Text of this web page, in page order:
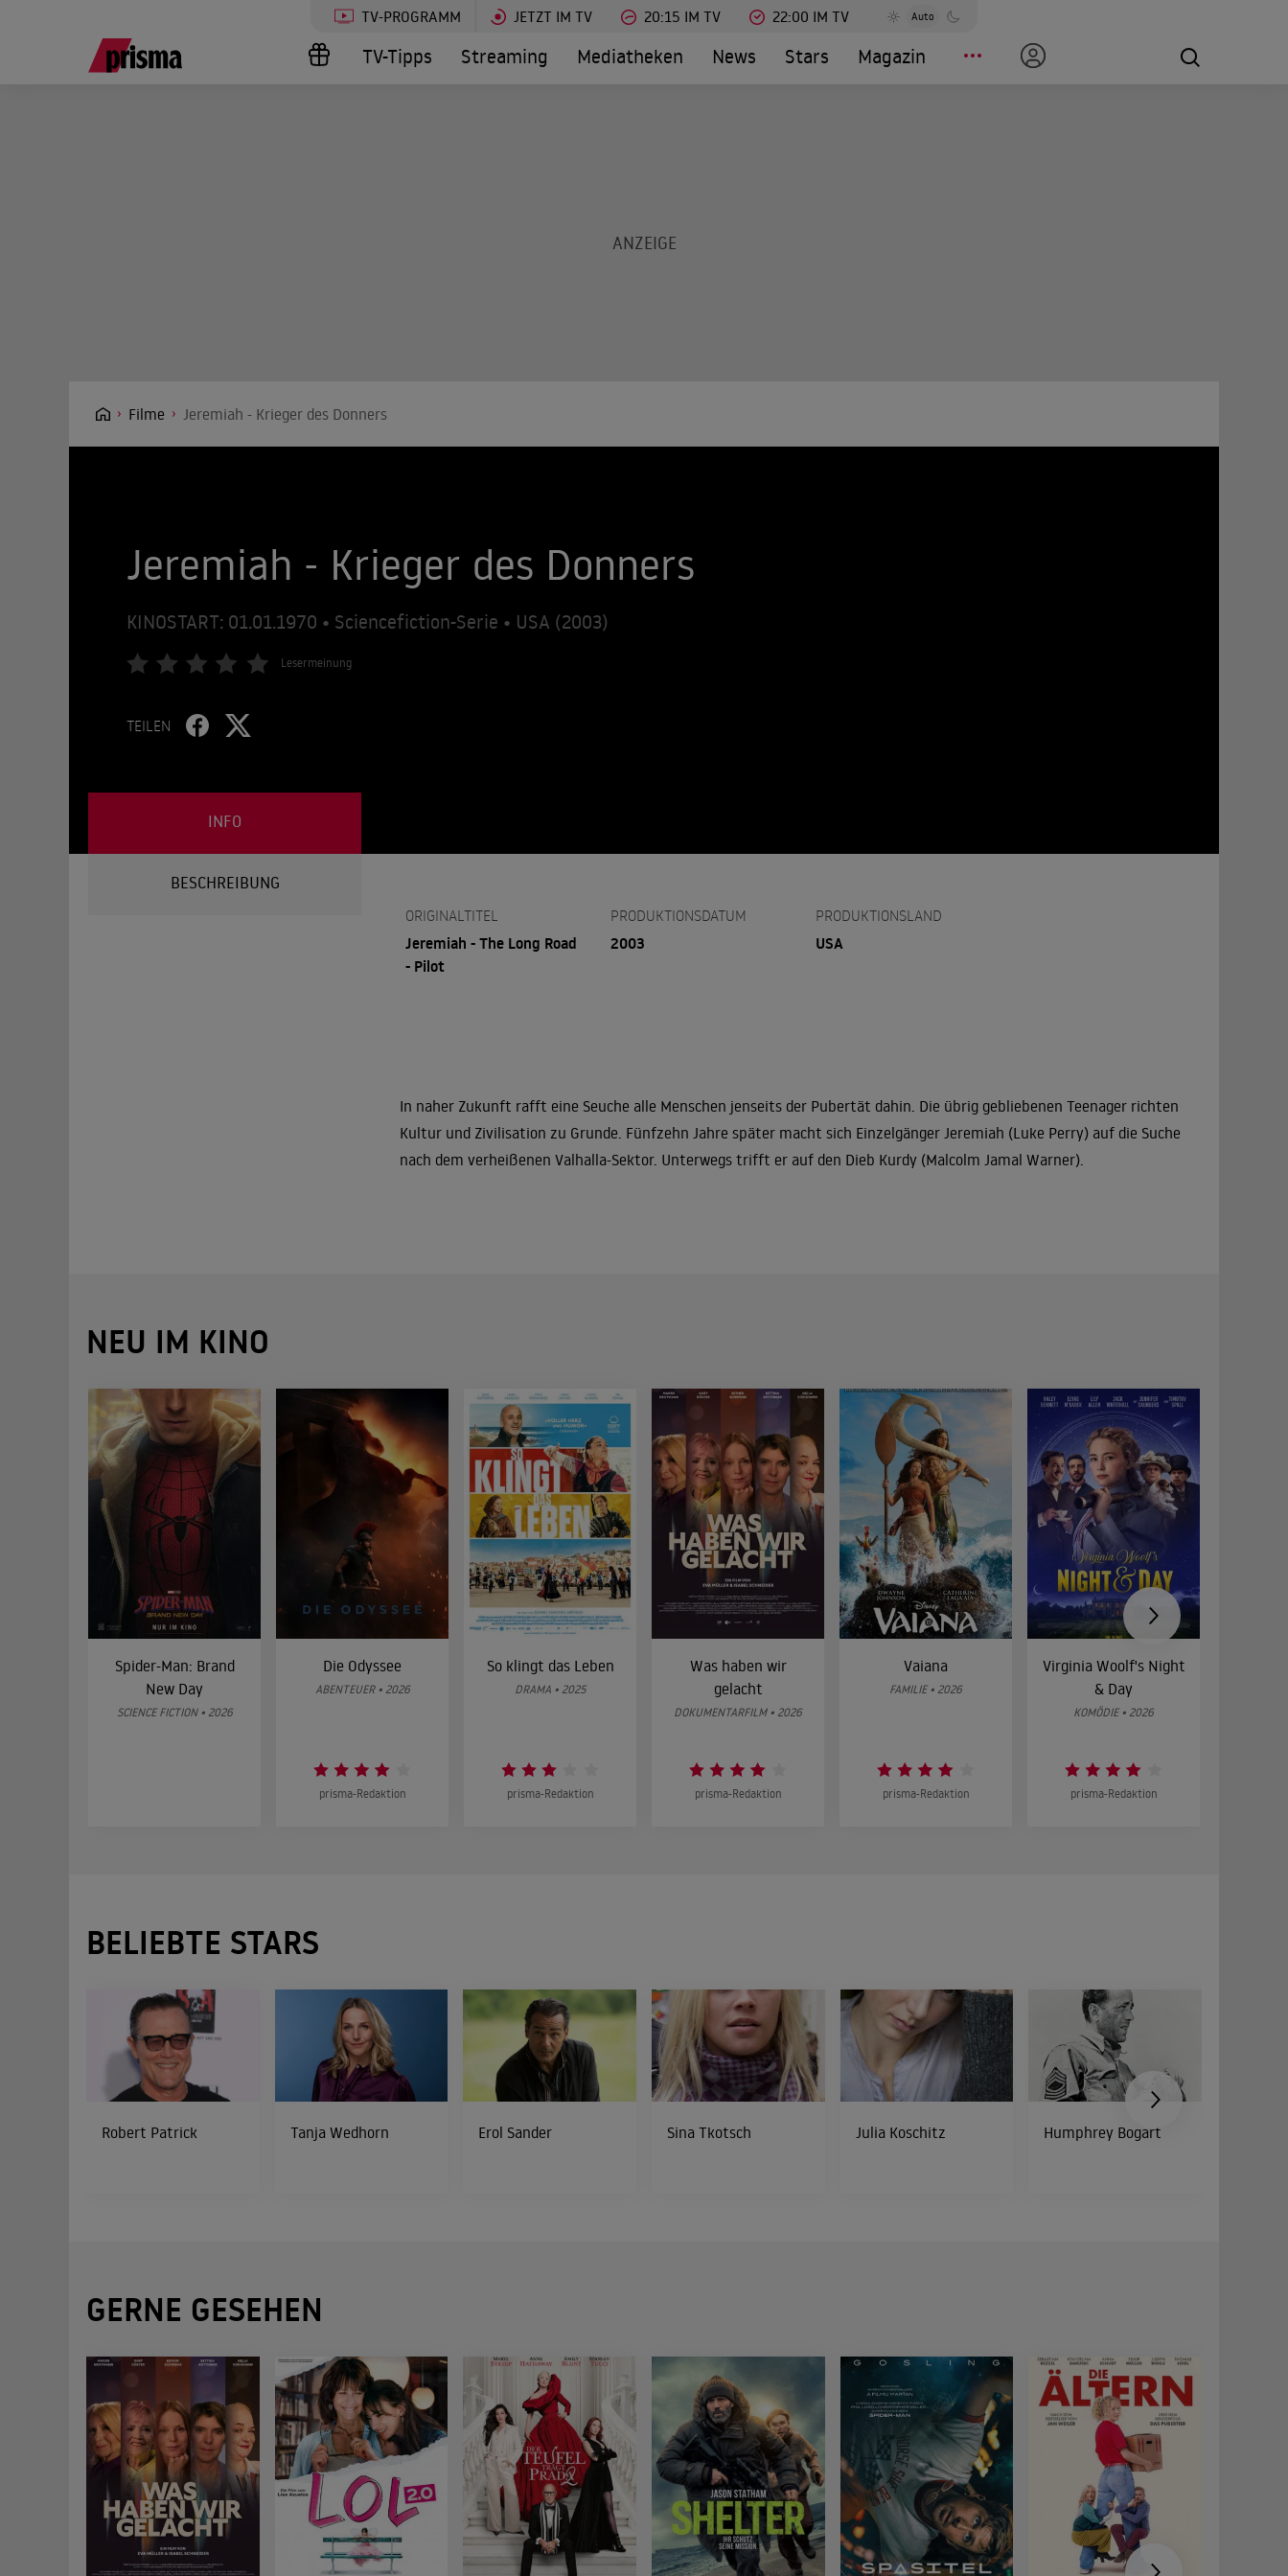
TV-PROGRAMM JETZT IM TV 20:15 IM TV 22:00 IM TV Auto
TV-Tipps Streaming Mediatheken News Stars Magazin
Filme Jeremiah - Krieger des Donners
Jeremiah - Krieger des Donners
KINOSTART: 01.01.1970 • Sciencefiction-Serie • USA (2003)
Lesermeinung
TEILEN
INFO
BESCHREIBUNG
ORIGINALTITEL
Jeremiah - The Long Road
- Pilot
PRODUKTIONSDATUM
2003
PRODUKTIONSLAND
USA
In naher Zukunft rafft eine Seuche alle Menschen jenseits der Pubertät dahin. Die übrig gebliebenen Teenager richten
Kultur und Zivilisation zu Grunde. Fünfzehn Jahre später macht sich Einzelgänger Jeremiah (Luke Perry) auf die Suche
nach dem verheißenen Valhalla-Sektor. Unterwegs trifft er auf den Dieb Kurdy (Malcolm Jamal Warner).
NEU IM KINO
Spider-Man: Brand
New Day
SCIENCE FICTION • 2026
Die Odyssee
ABENTEUER • 2026
prisma-Redaktion
So klingt das Leben
DRAMA • 2025
prisma-Redaktion
Was haben wir
gelacht
DOKUMENTARFILM • 2026
prisma-Redaktion
Vaiana
FAMILIE • 2026
prisma-Redaktion
Virginia Woolf's Night
& Day
KOMÖDIE • 2026
prisma-Redaktion
BELIEBTE STARS
Robert Patrick Tanja Wedhorn Erol Sander Sina Tkotsch Julia Koschitz Humphrey Bogart
GERNE GESEHEN